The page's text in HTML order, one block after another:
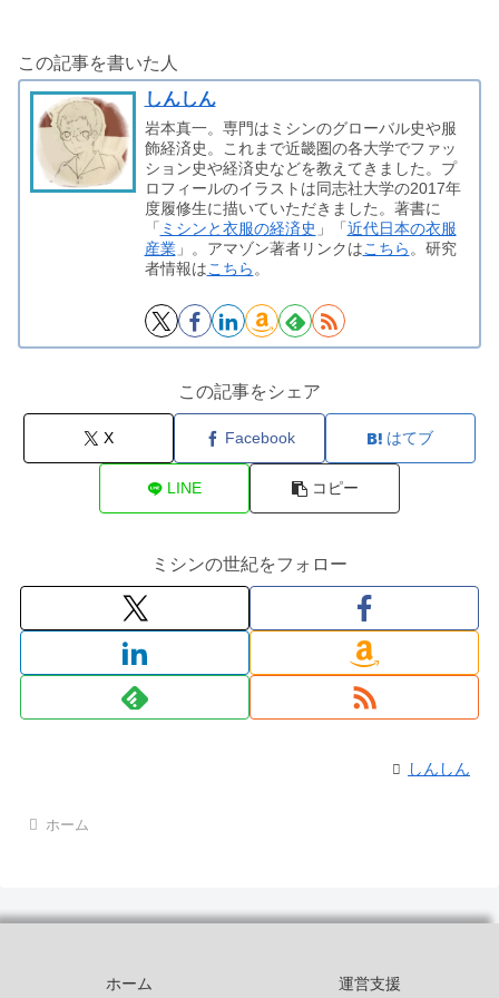
この記事を書いた人
しんしん
岩本真一。専門はミシンのグローバル史や服
飾経済史。これまで近畿圏の各大学でファッ
ション史や経済史などを教えてきました。プ
ロフィールのイラストは同志社大学の2017年
度履修生に描いていただきました。著書に
「 ミシンと衣服の経済史 」「近代日本の衣服
産業」。アマゾン著者リンクはこちら 。研究
者情報はこちら 。
この記事をシェア
X Facebook はてブ
LINE コピー
ミシンの世紀をフォロー
しんしん
ホーム
ホーム 運営支援